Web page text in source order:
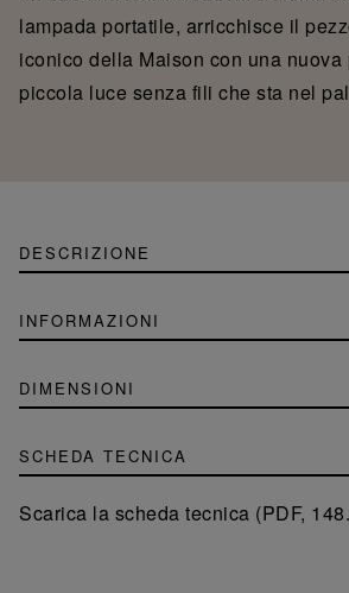
lampada portatile, arricchisce il
iconico della Maison con una nuova
piccola luce senza fili che sta nel
DESCRIZIONE
INFORMAZIONI
DIMENSIONI
SCHEDA TECNICA
Scarica la scheda tecnica (PDF,